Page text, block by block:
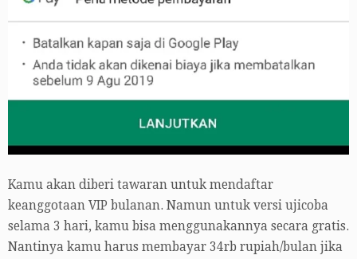
Kamu akan diberi tawaran untuk mendaftar
keanggotaan VIP bulanan. Namun untuk versi ujicoba
selama 3 hari, kamu bisa menggunakannya secara gratis.
Nantinya kamu harus membayar 34rb rupiah/bulan jika